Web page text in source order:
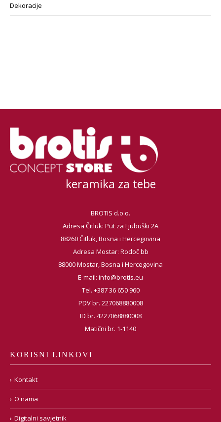
Dekoracije
keramika za tebe
BROTIS d.o.o.
Adresa Čitluk: Put za Ljubuški 2A
88260 Čitluk, Bosna i Hercegovina
Adresa Mostar: Rodoč bb
88000 Mostar, Bosna i Hercegovina
E-mail: info@brotis.eu
Tel. +387 36 650 960
PDV br. 227068880008
ID br. 4227068880008
Matični br. 1-1140
KORISNI LINKOVI
Kontakt
O nama
Digitalni savjetnik